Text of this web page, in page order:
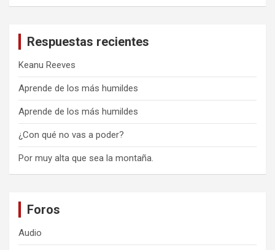
Respuestas recientes
Keanu Reeves
Aprende de los más humildes
Aprende de los más humildes
¿Con qué no vas a poder?
Por muy alta que sea la montaña.
Foros
Audio